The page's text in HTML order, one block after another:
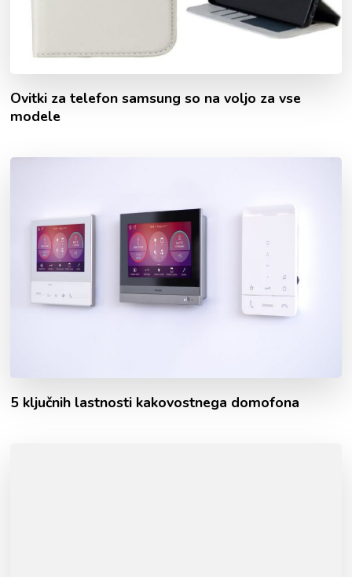
Ovitki za telefon samsung so na voljo za vse
modele
5 ključnih lastnosti kakovostnega domofona